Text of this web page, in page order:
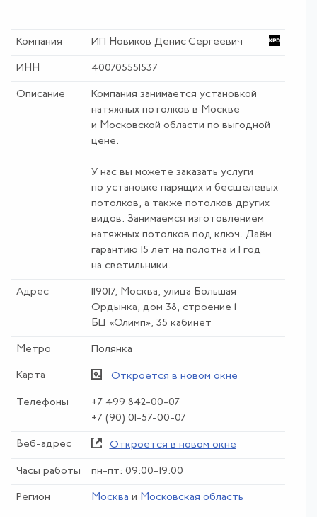
Компания ИП Новиков Денис Сергеевич
ИНН 400705551537
Описание
Компания занимается установкой
натяжных потолков в Москве
и Московской области по выгодной
цене.
У нас вы можете заказать услуги
по установке парящих и бесщелевых
потолков, а также потолков других
видов. Занимаемся изготовлением
натяжных потолков под ключ. Даём
гарантию 15 лет на полотна и 1 год
на светильники.
Адрес
119017, Москва, улица Большая
Ордынка, дом 38, строение 1
БЦ «Олимп», 35 кабинет
Метро Полянка
Карта Откроется в новом окне
Телефоны
+7 499 842-00-07
+7 (90) 01-57-00-07
Веб-адрес Откроется в новом окне
Часы работы пн-пт: 09:00–19:00
Регион Москва и Московская область